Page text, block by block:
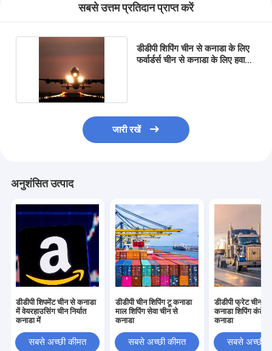
सबसे उत्तम प्रतिदान प्राप्त करें
डीडीपी शिपिंग चीन से कनाडा के लिए
फर्वार्डर्स चीन से कनाडा के लिए हवाई
जारी रखें
अनुशंसित उत्पाद
डीडीपी शिपमेंट चीन से कनाडा
में वेयरहाउसिंग चीन निर्यात
कनाडा में
सबसे अच्छी कीमत
डीडीपी चीन शिपिंग टू कनाडा
माल शिपिंग सेवा चीन से
कनाडा
सबसे अच्छी कीमत
डीडीपी फ्रेट चीन
कनाडा शिपिंग
कनाडा
सबसे अच्छी